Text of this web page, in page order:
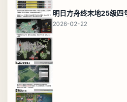
2026-02-22